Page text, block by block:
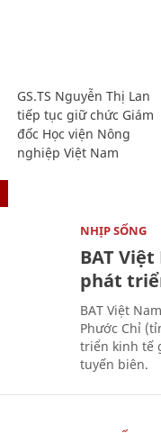
GS.TS Nguyễn Thị Lan
tiếp tục giữ chức Giám
đốc Học viện Nông
nghiệp Việt Nam
NHỊP SỐNG
BAT
phát
BAT Việt
Phước Chỉ
triển kinh tế
tuyến biên.